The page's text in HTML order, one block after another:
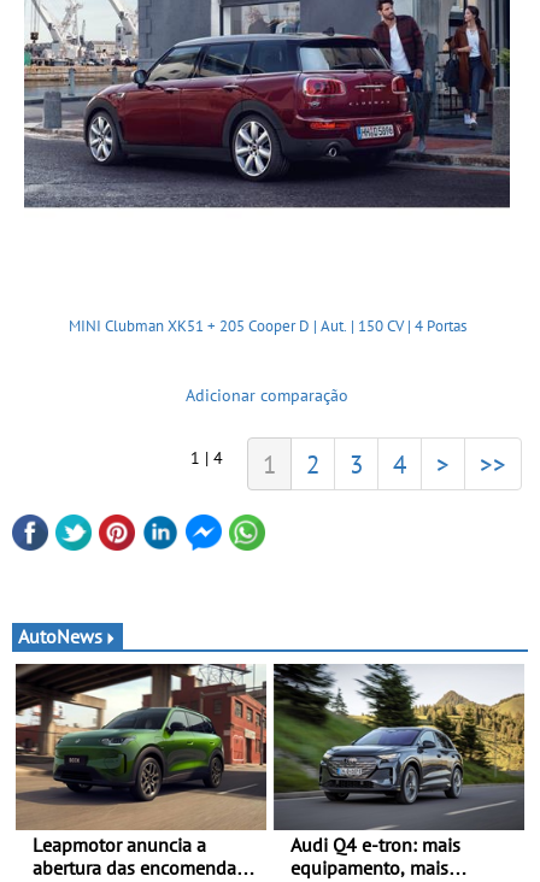
MINI Clubman XK51 + 205 Cooper D | Aut. | 150 CV | 4 Portas
Adicionar comparação
1 | 4 1 2 3 4 > >>
AutoNews
Leapmotor anuncia a
abertura das encomendas
Audi Q4 e-tron: mais
equipamento, mais